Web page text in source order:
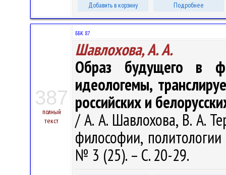
Добавить в корзину Подробнее
387
полный
текст
ББК 87
Шавлохова, А. А.
Образ будущего в
идеологемы,
российских и
/ А. А. Шавлохова, В. А.
философии,
№ 3 (25). – С. 20-29.